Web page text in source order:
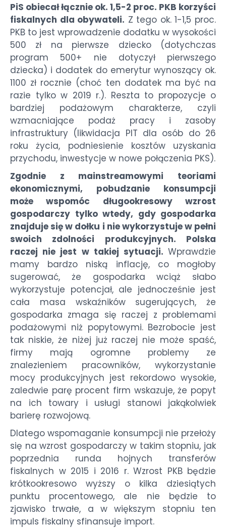
PiS obiecał łącznie ok. 1,5-2 proc. PKB korzyści
fiskalnych dla obywateli. Z tego ok. 1-1,5 proc.
PKB to jest wprowadzenie dodatku w wysokości
500 zł na pierwsze dziecko (dotychczas
program 500+ nie dotyczył pierwszego
dziecka) i dodatek do emerytur wynoszący ok.
1100 zł rocznie (choć ten dodatek ma być na
razie tylko w 2019 r.). Reszta to propozycje o
bardziej podażowym charakterze, czyli
wzmacniające podaż pracy i zasoby
infrastruktury (likwidacja PIT dla osób do 26
roku życia, podniesienie kosztów uzyskania
przychodu, inwestycje w nowe połączenia PKS).
Zgodnie z mainstreamowymi teoriami
ekonomicznymi, pobudzanie konsumpcji
może wspomóc długookresowy wzrost
gospodarczy tylko wtedy, gdy gospodarka
znajduje się w dołku i nie wykorzystuje w pełni
swoich zdolności produkcyjnych. Polska
raczej nie jest w takiej sytuacji. Wprawdzie
mamy bardzo niską inflację, co mogłoby
sugerować, że gospodarka wciąż słabo
wykorzystuje potencjał, ale jednocześnie jest
cała masa wskaźników sugerujących, że
gospodarka zmaga się raczej z problemami
podażowymi niż popytowymi. Bezrobocie jest
tak niskie, że niżej już raczej nie może spaść,
firmy mają ogromne problemy ze
znalezieniem pracowników, wykorzystanie
mocy produkcyjnych jest rekordowo wysokie,
zaledwie parę procent firm wskazuje, że popyt
na ich towary i usługi stanowi jakąkolwiek
barierę rozwojową.
Dlatego wspomaganie konsumpcji nie przełoży
się na wzrost gospodarczy w takim stopniu, jak
poprzednia runda hojnych transferów
fiskalnych w 2015 i 2016 r. Wzrost PKB będzie
krótkookresowo wyższy o kilka dziesiątych
punktu procentowego, ale nie będzie to
zjawisko trwałe, a w większym stopniu ten
impuls fiskalny sfinansuje import.